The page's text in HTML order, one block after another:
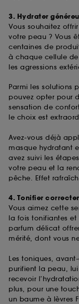
3. Hydrater
Vous souhaitez
votre peau ? Vous
centaines de
à chaque cellule
les agressions
Parmi les solutions
pouvez opter pour
sensation de
le choix est
Avez-vous déjà
masque hydratant
avez suivi les
votre peau et la
pêche. Effet
4. Tonifier
Vous aimez cette
la fois tonifiantes et
parfum délicat
mérité, dont vous
Les toniques,
purifient la peau,
recevoir
plus, pour une
un baume à lèvres